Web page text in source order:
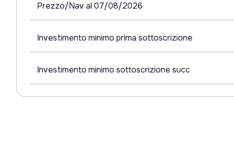
Prezzo/Nav al 07/08/2026
Investimento minimo prima sottoscrizione
Investimento minimo sottoscrizione succ